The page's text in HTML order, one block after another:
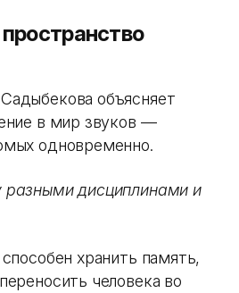
объясняет
в мир звуков —
одновременно.
разными дисциплинами и
хранить память,
человека во